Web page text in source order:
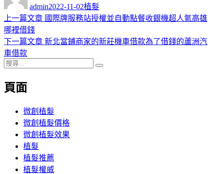
admin佈
日
2022-11-02類
植髮
文
章
導
覽
上一篇文章 上
篇
國際牌服務站授權並自動點餐收銀機超人氣高雄
哪裡借錢
下一篇文章 下
新北當鋪商家的新莊機車借款為了借錢的蘆洲汽
車借款
搜
關
頁面
微創植髮
微創植髮價格
微創植髮效果
植髮
植髮推薦
植髮權威